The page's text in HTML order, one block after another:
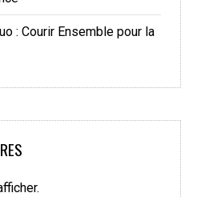
: Courir Ensemble pour la